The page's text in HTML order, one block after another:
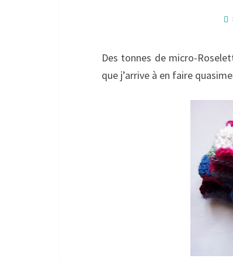
Des tonnes de micro-
que j’arrive à en faire